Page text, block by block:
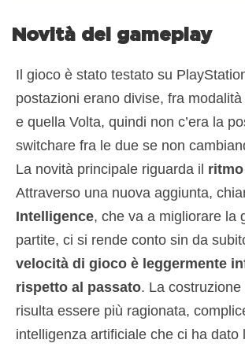
Novità del gameplay
Il gioco è stato testato su
postazioni erano divise, fra modalità
e quella Volta, quindi non c’era la
switchare fra le due se non
La novità principale riguarda il
Attraverso una nuova aggiunta,
Intelligence, che va a migliorare la
partite, ci si rende conto sin da
velocità di gioco è leggermente
rispetto al passato. La
risulta essere più ragionata,
intelligenza artificiale che ci ha dato